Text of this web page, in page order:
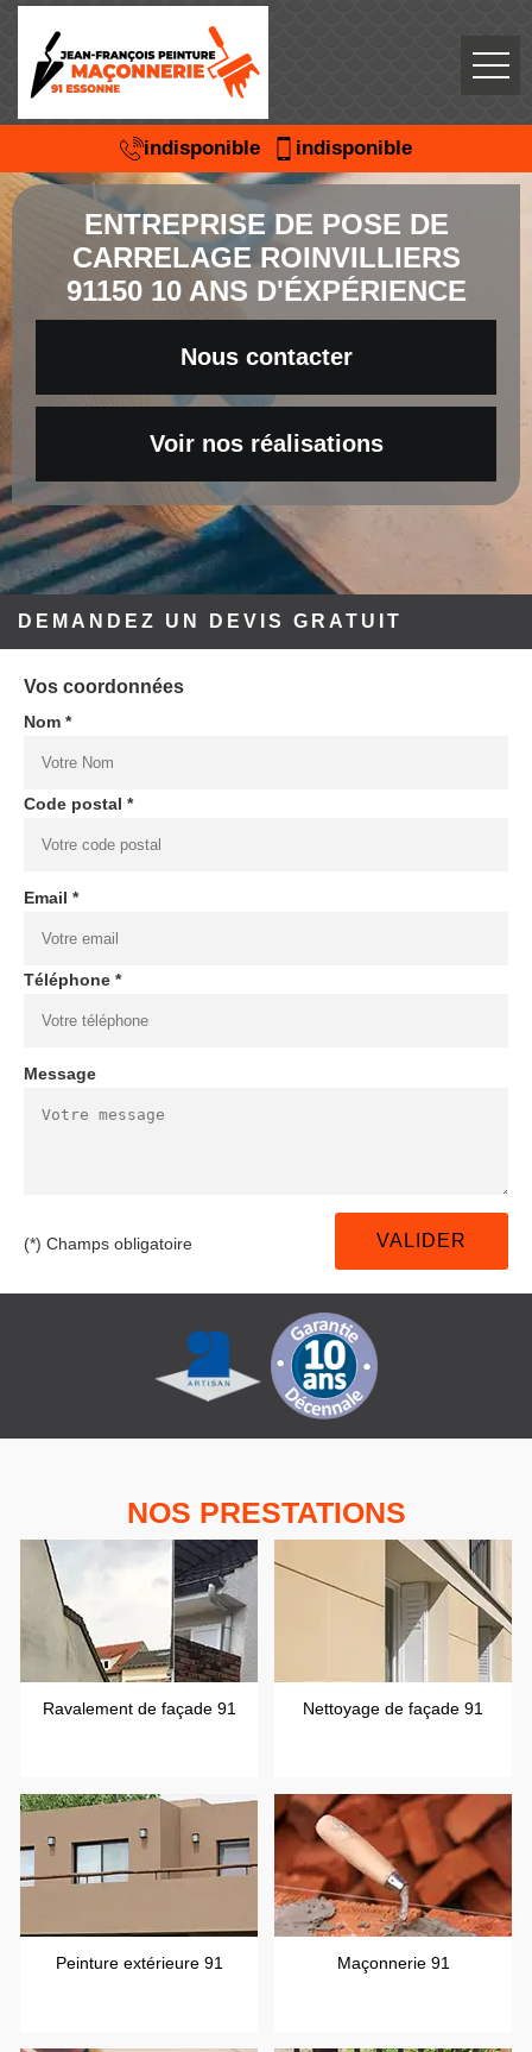
indisponible indisponible
ENTREPRISE DE POSE DE
CARRELAGE ROINVILLIERS
91150 10 ANS D'ÉXPÉRIENCE
Nous contacter
Voir nos réalisations
DEMANDEZ UN DEVIS GRATUIT
Vos coordonnées
Nom *
Code postal *
Email *
Téléphone *
Message
(*) Champs obligatoire
NOS PRESTATIONS
Ravalement de façade 91 Nettoyage de façade 91
Peinture extérieure 91 Maçonnerie 91